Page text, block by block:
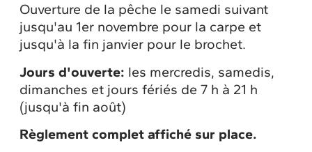
Ouverture de la pêche le samedi suivant
jusqu'au 1er novembre pour la carpe et
jusqu'à la fin janvier pour le brochet.
Jours d'ouverte: les mercredis, samedis,
dimanches et jours fériés de 7 h à 21 h
(jusqu'à fin août)
Règlement complet affiché sur place.